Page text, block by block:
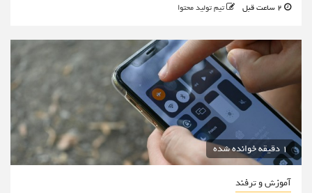
تیم تولید محتوا
1 دقیقه خوانده شده
آموزش و ترفند